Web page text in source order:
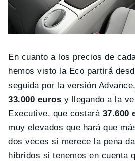
En cuanto a los precios de
hemos visto la Eco partirá
seguida por la versión
33.000 euros y llegando a la
Executive, que costará 37.600
muy elevados que hará que
dos veces si merece la pena
híbridos si tenemos en cuenta